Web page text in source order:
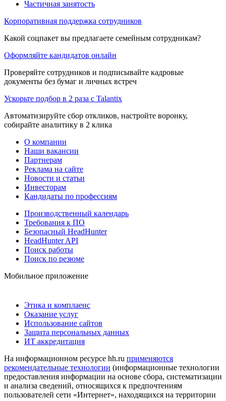
Частичная занятость
Корпоративная поддержка сотрудников
Какой соцпакет вы предлагаете семейным сотрудникам?
Оформляйте кандидатов онлайн
Проверяйте сотрудников и подписывайте кадровые
документы без бумаг и личных встреч
Ускорьте подбор в 2 раза с Talantix
Автоматизируйте сбор откликов, настройте воронку,
собирайте аналитику в 2 клика
О компании
Наши вакансии
Партнерам
Реклама на сайте
Новости и статьи
Инвесторам
Кандидаты по профессиям
Производственный календарь
Требования к ПО
Безопасный HeadHunter
HeadHunter API
Поиск работы
Поиск по резюме
Мобильное приложение
Этика и комплаенс
Оказание услуг
Использование сайтов
Защита персональных данных
ИТ аккредитация
На информационном ресурсе hh.ru применяются
рекомендательные технологии (информационные технологии
предоставления информации на основе сбора, систематизации
и анализа сведений, относящихся к предпочтениям
пользователей сети «Интернет», находящихся на территории